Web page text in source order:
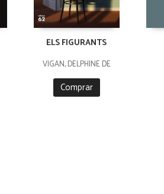
ELS FIGURANTS
VIGAN, DELPHINE DE
Comprar